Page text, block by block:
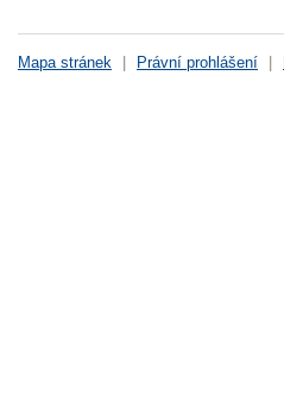
Mapa stránek Právní prohlášení